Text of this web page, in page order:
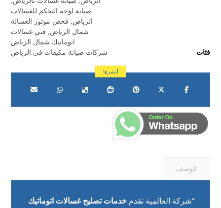
صيانة لوحة التحكم للغسالات
الرياض
فحص موتور الغسالة
شمال الرياض
فني غسالات
اتوماتيك شمال الرياض
فئات
شركات صيانة مكيفات فى الرياض
الوصف
“شركة العالمية تقدمخدمات تصليح غسالات اتوماتيك